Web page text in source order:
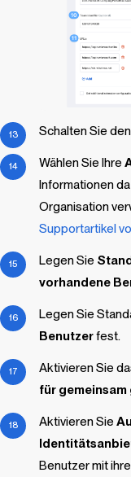
Schalten Sie
Wählen Sie Ihre
Informationen
Organisation
Supportartikel
Legen Sie
vorhandene
Legen Sie
Benutzerfest.
Aktivieren Sie
für
Aktivieren Sie
Benutzer mit